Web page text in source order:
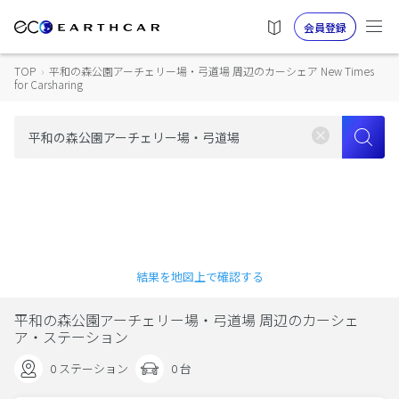
会員登録
TOP › 平和の森公園アーチェリー場・弓道場 周辺のカーシェア New Times
for Carsharing
結果を地図上で確認する
平和の森公園アーチェリー場・弓道場 周辺のカーシェ
ア・ステーション
0 ステーション 0 台